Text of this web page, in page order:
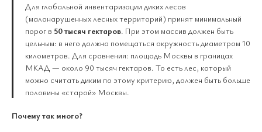
Для глобальной инвентаризации диких лесов
(малонарушенных лесных территорий) принят минимальный
порог в 50 тысяч гектаров. При этом массив должен быть
цельным: в него должна помещаться окружность диаметром 10
километров. Для сравнения: площадь Москвы в границах
МКАД — около 90 тысяч гектаров. То есть лес, который
можно считать диким по этому критерию, должен быть больше
половины «старой» Москвы.
Почему так много?